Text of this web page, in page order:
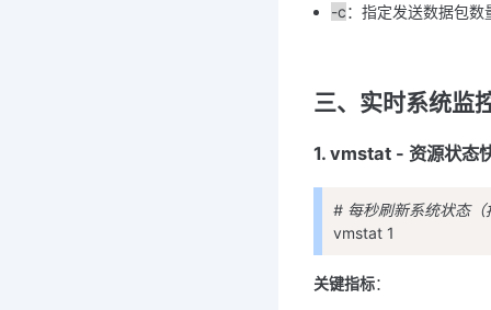
-c：指定发送数据包数
三、实时系统监
1. vmstat - 资源状态
# 每秒刷新系统状态
vmstat 1
关键指标：